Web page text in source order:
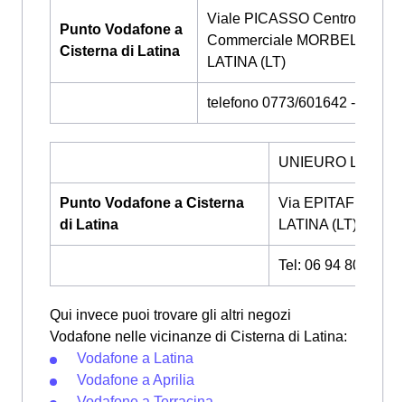
Punto Vodafone a
Cisterna di Latina
Viale PICASSO Centro
Commerciale MORBELLA
LATINA (LT)
telefono 0773/601642 -
UNIEURO LATINA
Punto Vodafone a Cisterna
di Latina
Via EPITAFFIO 66,
LATINA (LT)
Tel: 06 94 80 44 64
Qui invece puoi trovare gli altri negozi
Vodafone nelle vicinanze di Cisterna di Latina:
Vodafone a Latina
Vodafone a Aprilia